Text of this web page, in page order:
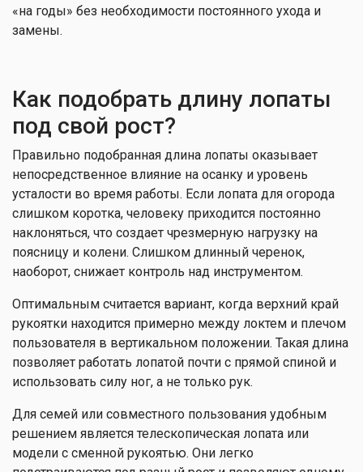
«на годы» без необходимости постоянного ухода и
замены.
Как подобрать длину лопаты
под свой рост?
Правильно подобранная длина лопаты оказывает
непосредственное влияние на осанку и уровень
усталости во время работы. Если лопата для огорода
слишком коротка, человеку приходится постоянно
наклоняться, что создает чрезмерную нагрузку на
поясницу и колени. Слишком длинный черенок,
наоборот, снижает контроль над инструментом.
Оптимальным считается вариант, когда верхний край
рукоятки находится примерно между локтем и плечом
пользователя в вертикальном положении. Такая длина
позволяет работать лопатой почти с прямой спиной и
использовать силу ног, а не только рук.
Для семей или совместного пользования удобным
решением является телескопическая лопата или
модели с сменной рукоятью. Они легко